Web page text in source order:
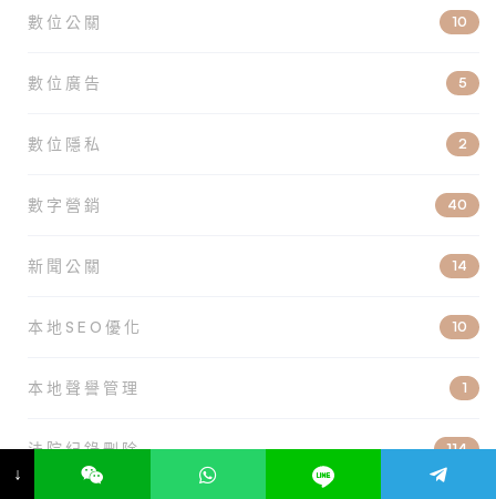
數位公關 10
數位廣告 5
數位隱私 2
數字營銷 40
新聞公關 14
本地SEO優化 10
本地聲譽管理 1
法院紀錄刪除 114
↓